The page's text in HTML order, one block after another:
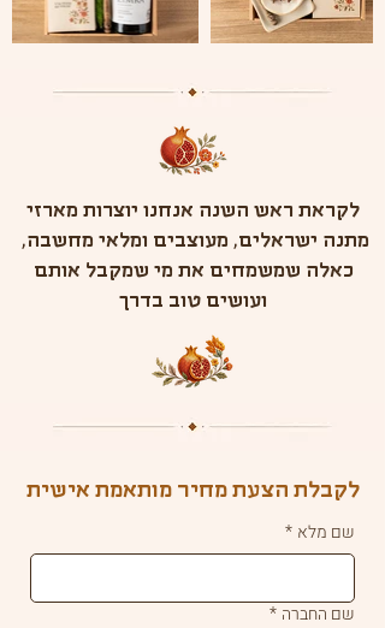
לקראת ראש השנה אנחנו יוצרות מארזי
מתנה ישראלים, מעוצבים ומלאי מחשבה,
כאלה שמשמחים את מי שמקבל אותם
ועושים טוב בדרך
לקבלת הצעת מחיר מותאמת אישית
שם מלא *
שם החברה *